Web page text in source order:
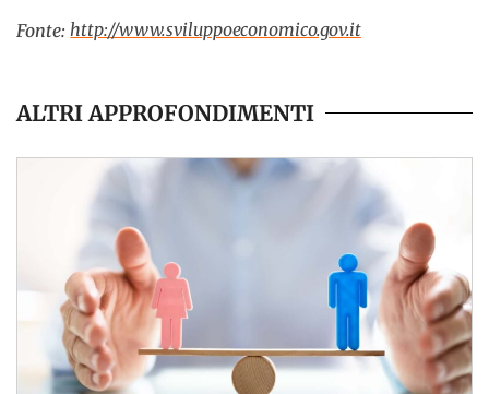
Fonte: http://www.sviluppoeconomico.gov.it
ALTRI APPROFONDIMENTI